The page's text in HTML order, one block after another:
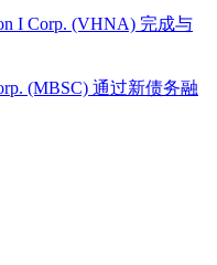
I Corp. (VHNA) 完成与
(MBSC) 通过新债务融